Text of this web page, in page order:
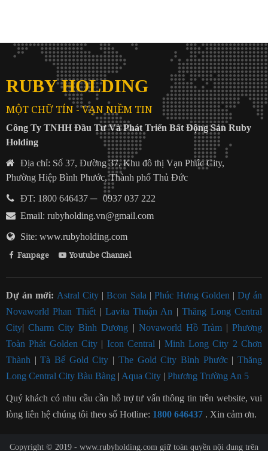
RUBY HOLDING
MỘT CHỮ TÍN - VẠN NIỀM TIN
Công Ty TNHH Đầu Tư Và Phát Triển Bất Động Sản Ruby
Holding
Địa chỉ: Số 37, Đường 37, Khu đô thị Vạn Phúc City,
Phường Hiệp Bình Phước, Thành phố Thủ Đức
ĐT: 1800 646437 ─ 0937 037 222
Email: rubyholding.vn@gmail.com
Site: www.rubyholding.com
Fanpage Youtube Channel
Dự án mới: Astral City |Bcon Sala | Phúc Hưng Golden | Dự án
Novaworld Phan Thiết| Lavita Thuận An |Thăng Long Central
City|Charm City Bình Dương | Novaworld Hồ Tràm|Phương
Toàn Phát Golden City | Icon Central | Minh Long City 2 Chơn
Thành |Tà Bế Gold City | The Gold City Bình Phước|Thăng
Long Central City Bàu Bàng | Aqua City | Phương Trường An 5
Quý khách có nhu cầu cần hỗ trợ tư vấn thông tin trên website, vui
lòng liên hệ chúng tôi theo số Hotline: 1800 646437 . Xin cảm ơn.
Copyright © 2019 - www.rubyholding.com giữ toàn quyền nội dung trên